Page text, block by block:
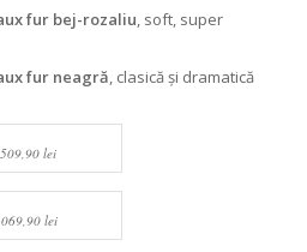
fur bej-rozaliu, soft, super
fur neagră, clasică și dramatică
lei
lei